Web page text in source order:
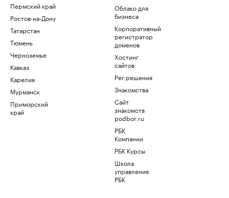
Пермский край
Ростов-на-Дону
Татарстан
Тюмень
Черноземье
Кавказ
Карелия
Мурманск
Приморский
край
Облако для
бизнеса
Корпоративный
регистратор
доменов
Хостинг
сайтов
Рег.решения
Знакомства
Сайт
знакомств
podbor.ru
РБК
Компании
РБК Курсы
Школа
управления
РБК